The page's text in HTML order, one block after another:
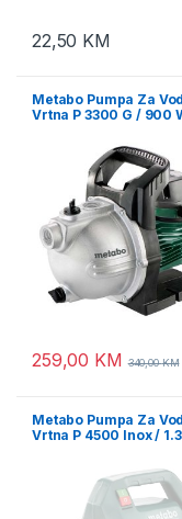
22,50 KM
Metabo Pumpa Za
Vrtna P 3300 G / 900
259,00 KM 340,00KM
Metabo Pumpa Za
Vrtna P 4500 Inox /